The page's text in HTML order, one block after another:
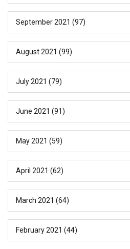
September 2021 (97)
August 2021 (99)
July 2021 (79)
June 2021 (91)
May 2021 (59)
April 2021 (62)
March 2021 (64)
February 2021 (44)